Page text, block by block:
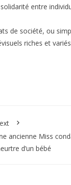
entre
de société, ou
riches et
ancienne Miss
d’un bébé